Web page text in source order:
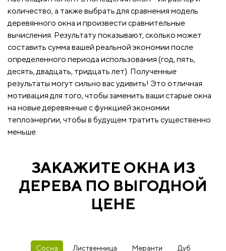
количество, а также выбрать для сравнения модель
деревянного окна и произвести сравнительные
вычисления. Результату показывают, сколько может
составить сумма вашей реальной экономии после
определенного периода использования (год, пять,
десять, двадцать, тридцать лет). Полученные
результаты могут сильно вас удивить! Это отличная
мотивация для того, чтобы заменить ваши старые окна
на новые деревянные с функцией экономии
теплоэнергии, чтобы в будущем тратить существенно
меньше.
ЗАКАЖИТЕ ОКНА ИЗ
ДЕРЕВА ПО ВЫГОДНОЙ
ЦЕНЕ
Сосна Лиственница Меранти Дуб